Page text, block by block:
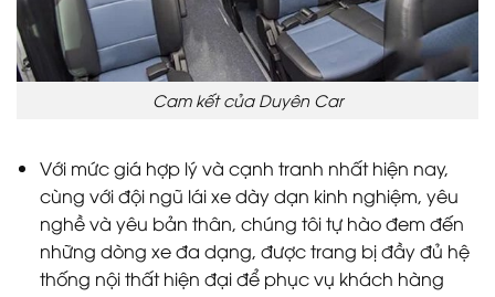
Cam kết của Duyên Car
Với mức giá hợp lý và cạnh tranh nhất hiện nay,
cùng với đội ngũ lái xe dày dạn kinh nghiệm, yêu
nghề và yêu bản thân, chúng tôi tự hào đem đến
những dòng xe đa dạng, được trang bị đầy đủ hệ
thống nội thất hiện đại để phục vụ khách hàng